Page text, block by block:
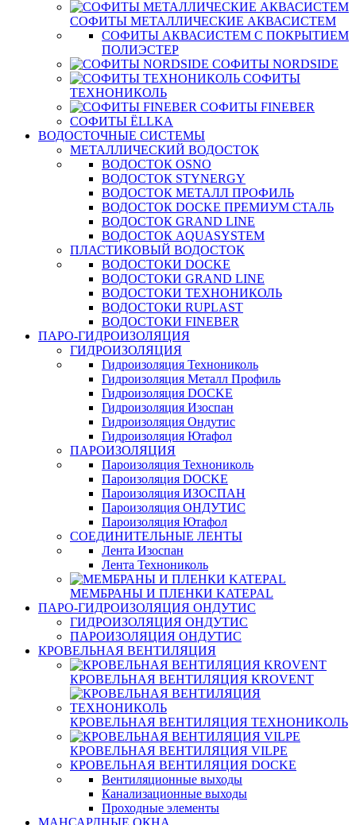
СОФИТЫ МЕТАЛЛИЧЕСКИЕ АКВАСИСТЕМ
СОФИТЫ АКВАСИСТЕМ С ПОКРЫТИЕМ
ПОЛИЭСТЕР
СОФИТЫ NORDSIDE
СОФИТЫ
ТЕХНОНИКОЛЬ
СОФИТЫ FINEBER
СОФИТЫ ЁLLKA
ВОДОСТОЧНЫЕ СИСТЕМЫ
МЕТАЛЛИЧЕСКИЙ ВОДОСТОК
ВОДОСТОК OSNO
ВОДОСТОК STYNERGY
ВОДОСТОК МЕТАЛЛ ПРОФИЛЬ
ВОДОСТОК DOCKE ПРЕМИУМ СТАЛЬ
ВОДОСТОК GRAND LINE
ВОДОСТОК AQUASYSTEM
ПЛАСТИКОВЫЙ ВОДОСТОК
ВОДОСТОКИ DOCKE
ВОДОСТОКИ GRAND LINE
ВОДОСТОКИ ТЕХНОНИКОЛЬ
ВОДОСТОКИ RUPLAST
ВОДОСТОКИ FINEBER
ПАРО-ГИДРОИЗОЛЯЦИЯ
ГИДРОИЗОЛЯЦИЯ
Гидроизоляция Технониколь
Гидроизоляция Металл Профиль
Гидроизоляция DOCKE
Гидроизоляция Изоспан
Гидроизоляция Ондутис
Гидроизоляция Ютафол
ПАРОИЗОЛЯЦИЯ
Пароизоляция Технониколь
Пароизоляция DOCKE
Пароизоляция ИЗОСПАН
Пароизоляция ОНДУТИС
Пароизоляция Ютафол
СОЕДИНИТЕЛЬНЫЕ ЛЕНТЫ
Лента Изоспан
Лента Технониколь
МЕМБРАНЫ И ПЛЕНКИ KATEPAL
ПАРО-ГИДРОИЗОЛЯЦИЯ ОНДУТИС
ГИДРОИЗОЛЯЦИЯ ОНДУТИС
ПАРОИЗОЛЯЦИЯ ОНДУТИС
КРОВЕЛЬНАЯ ВЕНТИЛЯЦИЯ
КРОВЕЛЬНАЯ ВЕНТИЛЯЦИЯ KROVENT
КРОВЕЛЬНАЯ ВЕНТИЛЯЦИЯ ТЕХНОНИКОЛЬ
КРОВЕЛЬНАЯ ВЕНТИЛЯЦИЯ VILPE
КРОВЕЛЬНАЯ ВЕНТИЛЯЦИЯ DOCKE
Вентиляционные выходы
Канализационные выходы
Проходные элементы
МАНСАРДНЫЕ ОКНА